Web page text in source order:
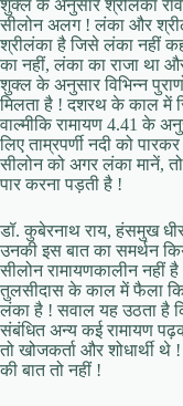
शुक्ल के अनुसार श्रीलंका
सीलोन अलग ! लंका और
श्रीलंका है जिसे लंका नहीं
का नहीं, लंका का राजा था
शुक्ल के अनुसार विभिन्न
मिलता है ! दशरथ के काल में
वाल्मीकि रामायण 4.41 के
लिए ताम्रपर्णी नदी को
सीलोन को अगर लंका मानें, तो
पार करना पड़ती है !
डॉ. कुबेरनाथ राय, हंसमुख
उनकी इस बात का समर्थन
सीलोन रामायणकालीन नहीं
तुलसीदास के काल में फैला
लंका है ! सवाल यह उठता है
संबंधित अन्य कई रामायण
तो खोजकर्ता और शोधार्थी
की बात तो नहीं !